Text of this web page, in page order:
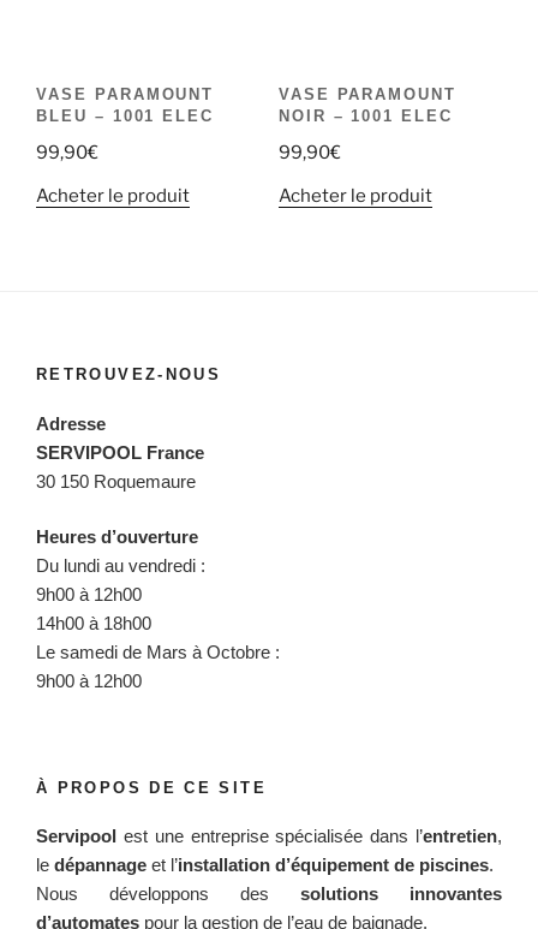
VASE PARAMOUNT
BLEU – 1001 ELEC
99,90€
Acheter le produit
VASE PARAMOUNT
NOIR – 1001 ELEC
99,90€
Acheter le produit
RETROUVEZ-NOUS
Adresse
SERVIPOOL France
30 150 Roquemaure
Heures d’ouverture
Du lundi au vendredi :
9h00 à 12h00
14h00 à 18h00
Le samedi de Mars à Octobre :
9h00 à 12h00
À PROPOS DE CE SITE
Servipool est une entreprise spécialisée dans l’entretien,
le dépannage et l’installation d’équipement de piscines.
Nous développons des solutions innovantes
d’automates pour la gestion de l’eau de baignade.